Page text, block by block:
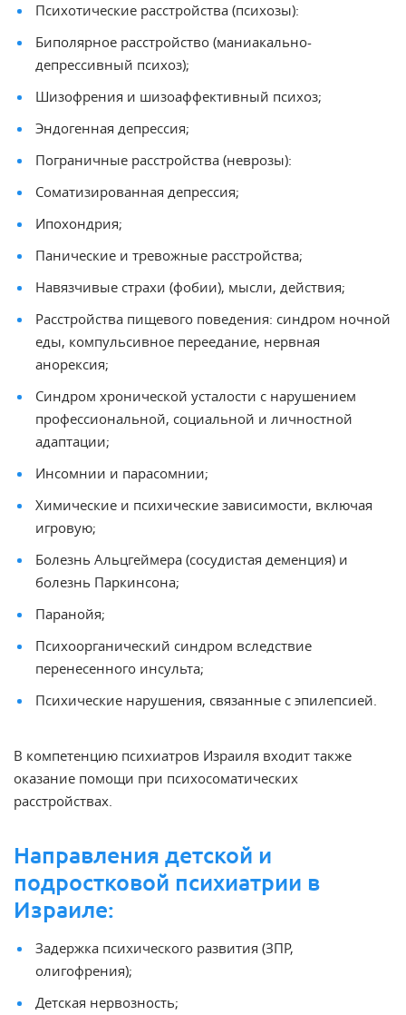
Психотические расстройства (психозы):
Биполярное расстройство (маниакально-
депрессивный психоз);
Шизофрения и шизоаффективный психоз;
Эндогенная депрессия;
Пограничные расстройства (неврозы):
Соматизированная депрессия;
Ипохондрия;
Панические и тревожные расстройства;
Навязчивые страхи (фобии), мысли, действия;
Расстройства пищевого поведения: синдром ночной
еды, компульсивное переедание, нервная
анорексия;
Синдром хронической усталости с нарушением
профессиональной, социальной и личностной
адаптации;
Инсомнии и парасомнии;
Химические и психические зависимости, включая
игровую;
Болезнь Альцгеймера (сосудистая деменция) и
болезнь Паркинсона;
Паранойя;
Психоорганический синдром вследствие
перенесенного инсульта;
Психические нарушения, связанные с эпилепсией.
В компетенцию психиатров Израиля входит также
оказание помощи при психосоматических
расстройствах.
Направления детской и
подростковой психиатрии в
Израиле:
Задержка психического развития (ЗПР,
олигофрения);
Детская нервозность;